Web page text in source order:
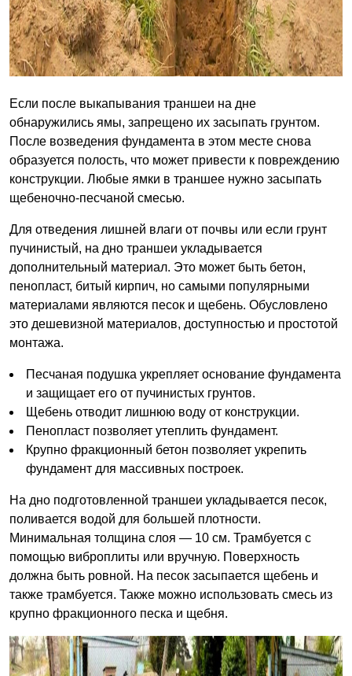
Если после выкапывания траншеи на дне
обнаружились ямы, запрещено их засыпать грунтом.
После возведения фундамента в этом месте снова
образуется полость, что может привести к повреждению
конструкции. Любые ямки в траншее нужно засыпать
щебеночно-песчаной смесью.
Для отведения лишней влаги от почвы или если грунт
пучинистый, на дно траншеи укладывается
дополнительный материал. Это может быть бетон,
пенопласт, битый кирпич, но самыми популярными
материалами являются песок и щебень. Обусловлено
это дешевизной материалов, доступностью и простотой
монтажа.
Песчаная подушка укрепляет основание фундамента
и защищает его от пучинистых грунтов.
Щебень отводит лишнюю воду от конструкции.
Пенопласт позволяет утеплить фундамент.
Крупно фракционный бетон позволяет укрепить
фундамент для массивных построек.
На дно подготовленной траншеи укладывается песок,
поливается водой для большей плотности.
Минимальная толщина слоя — 10 см. Трамбуется с
помощью виброплиты или вручную. Поверхность
должна быть ровной. На песок засыпается щебень и
также трамбуется. Также можно использовать смесь из
крупно фракционного песка и щебня.